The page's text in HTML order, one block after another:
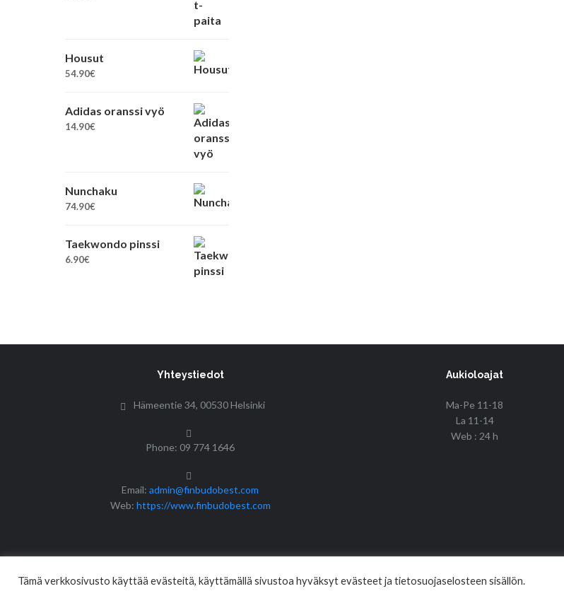
Housut
54.90€
Adidas oranssi vyö
14.90€
Nunchaku
74.90€
Taekwondo pinssi
6.90€
Yhteystiedot
Hämeentie 34, 00530 Helsinki
Phone: 09 774 1646
Email:admin@finbudobest.com
Web: https://www.finbudobest.com
Aukioloajat
Ma-Pe 11-18
La 11-14
Web : 24 h
© Copyright 2017 Fin Budo Best | Golden
Tämä verkkosivusto käyttää evästeitä, käyttämällä sivustoa hyväksyt evästeet ja tietosuojaselosteen sisällön.